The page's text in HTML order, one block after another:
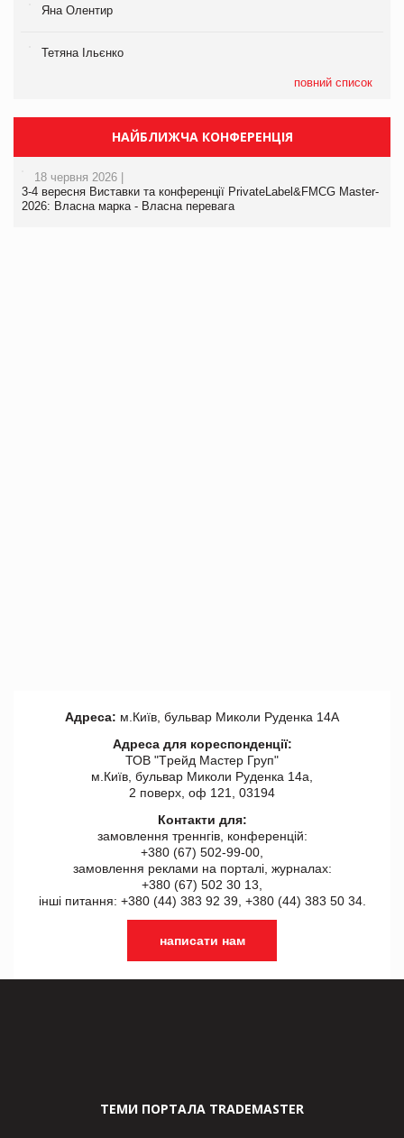
Яна Олентир
Тетяна Ільєнко
повний список
НАЙБЛИЖЧА КОНФЕРЕНЦІЯ
18 червня 2026 |
3-4 вересня Виставки та конференції PrivateLabel&FMCG Master-
2026: Власна марка - Власна перевага
Адреса: м.Київ, бульвар Миколи Руденка 14А
Адреса для кореспонденції:
ТОВ "Tрейд Мастер Груп"
м.Київ, бульвар Миколи Руденка 14а,
2 поверх, оф 121, 03194
Контакти для:
замовлення треннгів, конференцій:
+380 (67) 502-99-00,
замовлення реклами на порталі, журналах:
+380 (67) 502 30 13,
інші питання: +380 (44) 383 92 39, +380 (44) 383 50 34.
написати нам
ТЕМИ ПОРТАЛА TRADEMASTER